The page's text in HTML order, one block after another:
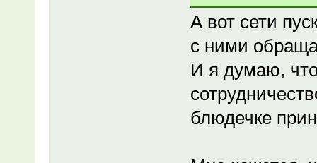
А вот сети
с ними
И я думаю,
блюдечке